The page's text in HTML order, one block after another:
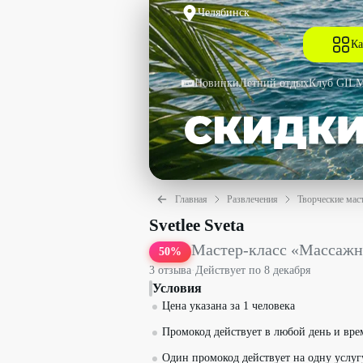
Челябинск
НовинкиЛетний отдыхКлуб
Главная Развлечения Творческие
Мастер-класс «Массажная свеча +
Svetlee Sveta
50% Мастер-класс
3 отзыва·Действует по 8 декабря
Условия
Цена указана за 1 человека
Промокод действует в любой день и
Один промокод действует на одну